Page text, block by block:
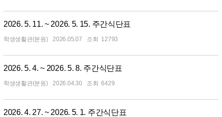
2026. 5. 11. ~ 2026. 5. 15. 주간식단표
학생생활관(분원) 2026.05.07 12793
2026. 5. 4. ~ 2026. 5. 8. 주간식단표
학생생활관(분원) 2026.04.30 6429
2026. 4. 27. ~ 2026. 5. 1. 주간식단표